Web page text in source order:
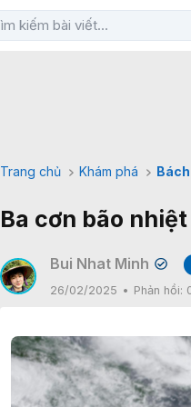
Trang chủ Khám phá
Ba cơn bão
Bui Nhat Minh ✔
26/02/2025
Phản hồi: